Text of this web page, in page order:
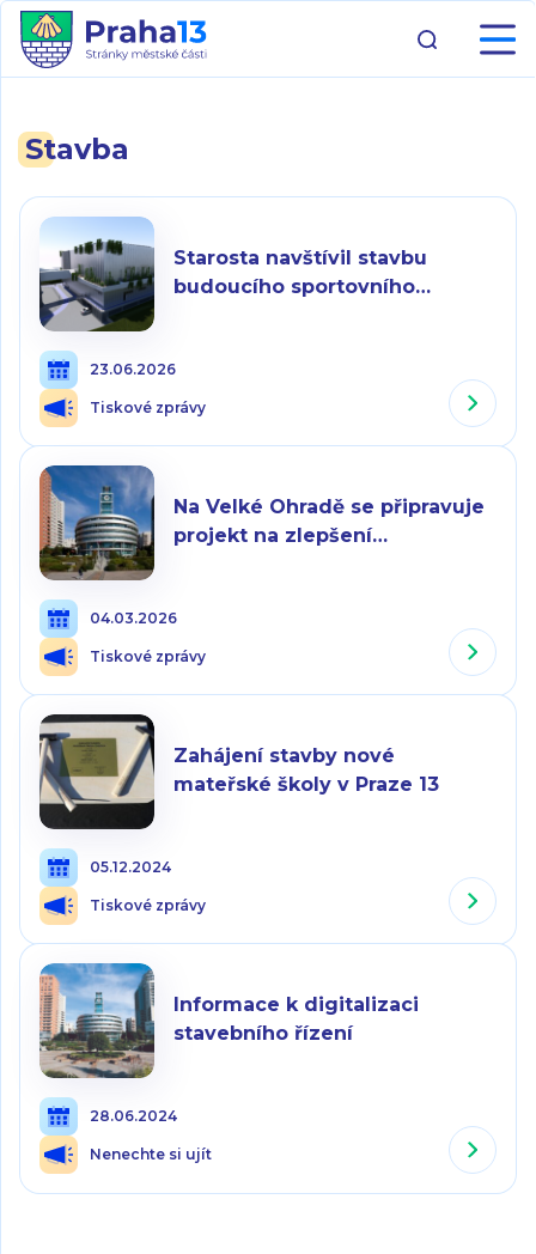
Stavba
Starosta navštívil stavbu
budoucího sportovního
pokračují v interiérech
23.06.2026
Tiskové zprávy
Na Velké Ohradě se připravuje
projekt na zlepšení
04.03.2026
Tiskové zprávy
Zahájení stavby nové
mateřské školy v Praze 13
05.12.2024
Tiskové zprávy
Informace k digitalizaci
stavebního řízení
28.06.2024
Nenechte si ujít